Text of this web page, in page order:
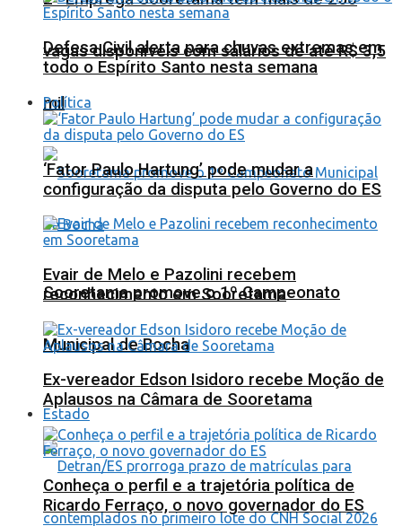
vagas disponíveis com salários de até R$ 3,5
mil
Sooretama promove o 1º Campeonato
Municipal de Bocha
Estado
Defesa Civil alerta para chuvas extremas em
todo o Espírito Santo nesta semana
Política
‘Fator Paulo Hartung’ pode mudar a
configuração da disputa pelo Governo do ES
Evair de Melo e Pazolini recebem
reconhecimento em Sooretama
Ex-vereador Edson Isidoro recebe Moção de
Aplausos na Câmara de Sooretama
Conheça o perfil e a trajetória política de
Ricardo Ferraço, o novo governador do ES